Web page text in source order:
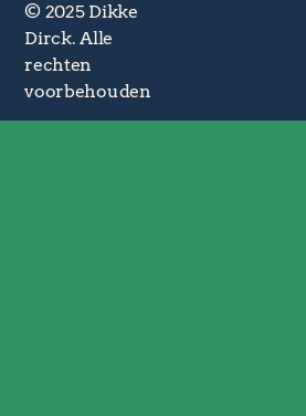
© 2025 Dikke
Dirck. Alle
rechten
voorbehouden